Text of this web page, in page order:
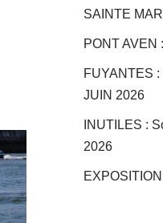
SAINTE
PONT AVEN
FUYANTES
JUIN 2026
INUTILES :
2026